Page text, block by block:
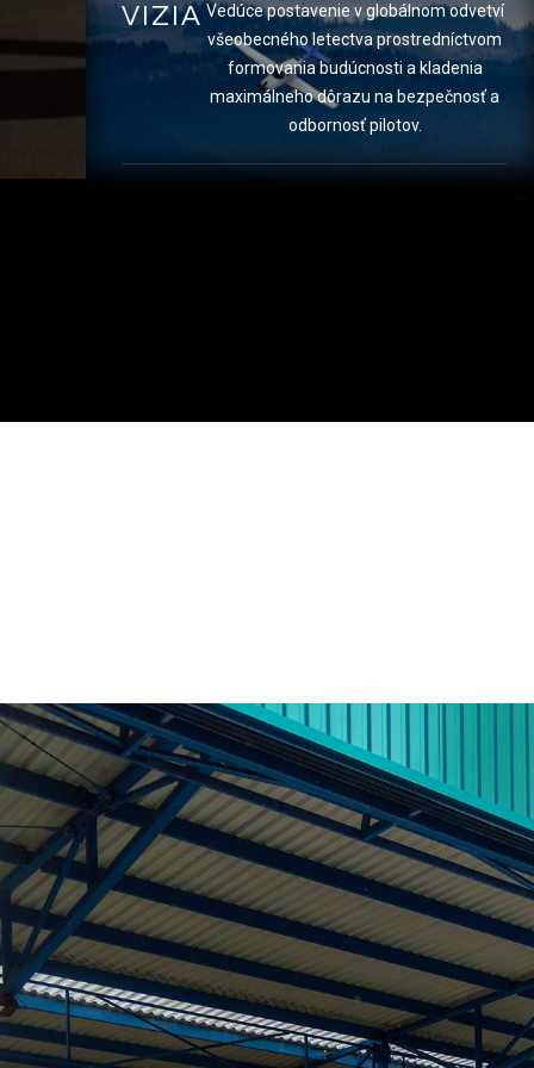
VIZIA Vedúce postavenie v globálnom odvetví
všeobecného letectva prostredníctvom
formovania budúcnosti a kladenia
maximálneho dôrazu na bezpečnosť a
odbornosť pilotov.